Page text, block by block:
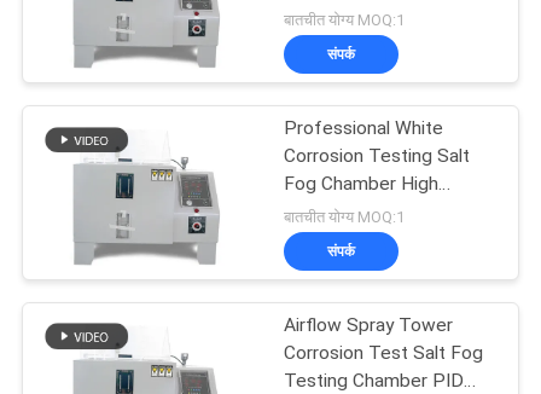
साइटमैप
गोपनीयता
नीति
Salt Chamber
बातचीत योग्य MOQ:1
संपर्क
Professional White
Corrosion Testing Salt
Fog Chamber High
Performance
बातचीत योग्य MOQ:1
संपर्क
Airflow Spray Tower
Corrosion Test Salt Fog
Testing Chamber PID